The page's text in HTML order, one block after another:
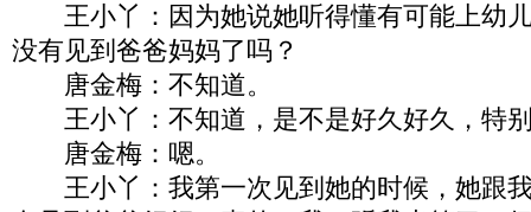
王小丫：因为她说她听得懂有可能上幼
没有见到爸爸妈妈了吗？
唐金梅：不知道。
王小丫：不知道，是不是好久好久，特
唐金梅：嗯。
王小丫：我第一次见到她的时候，她跟